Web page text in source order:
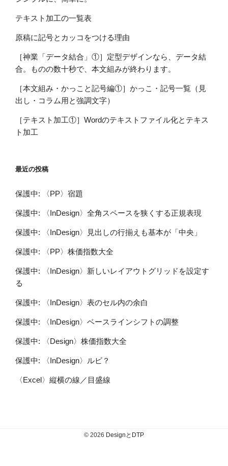
テキスト加工の一覧表
原稿に記号とカッコをつける理由
［神業「データ結合」①］定型デザインなら、データ結
合。ものの数十秒で、本文組みが終わります。
［本文組み・かっこと記号編①］かっこ・記号一覧（見
出し・コラム用と強調文字）
［テキスト加工①］Wordのテキストファイル化とテキス
ト加工
最近の投稿
保護中: 〈PP〉宿題
保護中: 〈InDesign〉全角スペースを狭くする正規表現
保護中: 〈InDesign〉見出しの行揃えも基本が「中央」
保護中: 〈PP〉株価指数大全
保護中: 〈InDesign〉新しいレイアウトグリッドを設定す
る
保護中: 〈InDesign〉表のセル内の余白
保護中: 〈InDesign〉ベースラインシフトの調整
保護中: 〈Design〉株価指数大全
保護中: 〈InDesign〉ルビ？
〈Excel〉縦横の線／目盛線
© 2026 DesignとDTP